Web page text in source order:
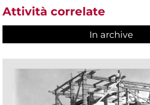
Attività correlate
In archive